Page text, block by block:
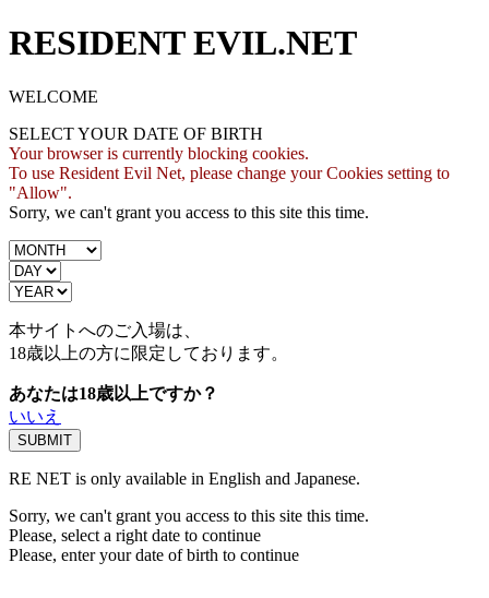
RESIDENT EVIL.NET
WELCOME
SELECT YOUR DATE OF BIRTH
Your browser is currently blocking cookies.
To use Resident Evil Net, please change your Cookies setting to
"Allow".
Sorry, we can't grant you access to this site this time.
本サイトへのご入場は、
18歳以上の方に限定しております。
あなたは18歳以上ですか？
いいえ
RE NET is only available in English and Japanese.
Sorry, we can't grant you access to this site this time.
Please, select a right date to continue
Please, enter your date of birth to continue